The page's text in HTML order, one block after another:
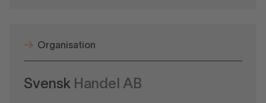
Organisation
Svensk Handel AB